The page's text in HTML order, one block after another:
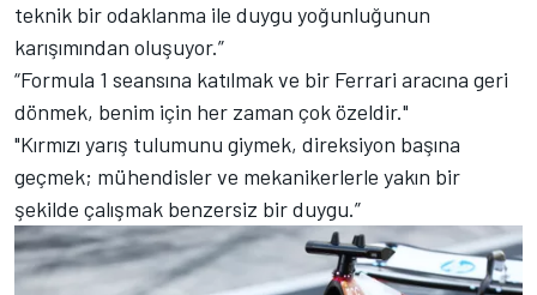
teknik bir odaklanma ile duygu yoğunluğunun
karışımından oluşuyor.”
“Formula 1 seansına katılmak ve bir Ferrari aracına geri
dönmek, benim için her zaman çok özeldir."
"Kırmızı yarış tulumunu giymek, direksiyon başına
geçmek; mühendisler ve mekanikerlerle yakın bir
şekilde çalışmak benzersiz bir duygu.”